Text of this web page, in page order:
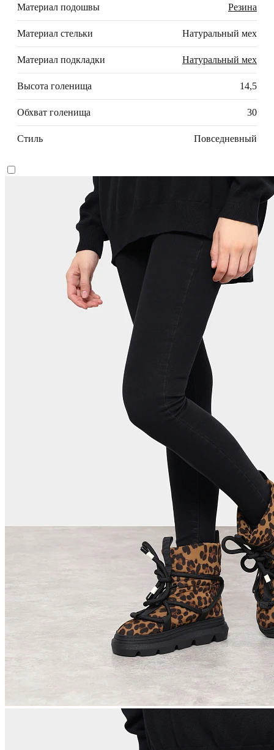
Материал подошвы Резина
Материал стельки Натуральный мех
Материал подкладки Натуральный мех
Высота голенища 14,5
Обхват голенища 30
Стиль Повседневный